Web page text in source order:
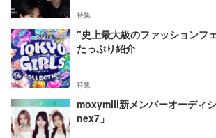
特集
"史上最大級のファッションフ
たっぷり紹介
特集
moxymill新メンバーオーディ
nex7」